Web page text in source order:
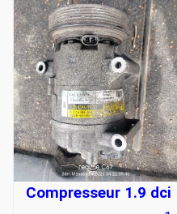
Compresseur 1.9 dci